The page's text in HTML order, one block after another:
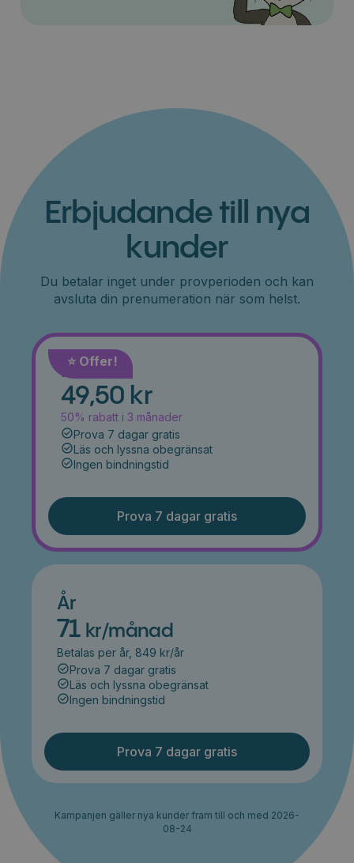
Erbjudande till nya
kunder
Du betalar inget under provperioden och kan
avsluta din prenumeration när som helst.
⭐️ Offer!
Månad
49,50 kr
50% rabatt i 3 månader
Prova 7 dagar gratis
Läs och lyssna obegränsat
Ingen bindningstid
Prova 7 dagar gratis
År
71 kr/månad
Betalas per år, 849 kr/år
Prova 7 dagar gratis
Läs och lyssna obegränsat
Ingen bindningstid
Prova 7 dagar gratis
Kampanjen gäller nya kunder fram till och med 2026-
08-24